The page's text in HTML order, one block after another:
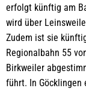
erfolgt künftig am
wird über
Zudem ist sie
Regionalbahn 55
Birkweiler
führt. In Göcklingen